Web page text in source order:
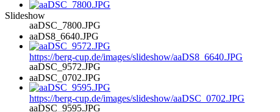
aaDSC_7800.JPG
aaDSC_9572.JPG
aaDSC_9595.JPG
Slideshow
aaDS8_6640.JPG
https://berg-cup.de/images/slideshow/aaDS8_6640.JPG
aaDSC_0702.JPG
https://berg-cup.de/images/slideshow/aaDSC_0702.JPG